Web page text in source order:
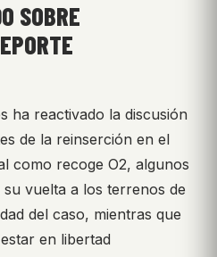
SOBRE
ha reactivado la discusión
de la reinserción en el
como recoge O2, algunos
vuelta a los terrenos de
del caso, mientras que
en libertad